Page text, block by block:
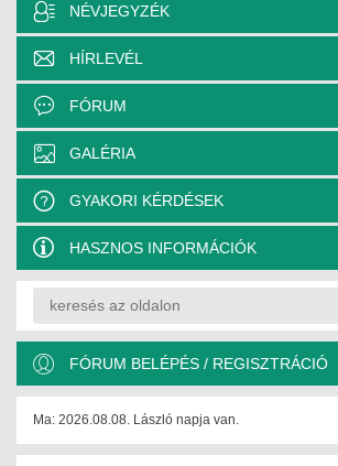
MŰKÖDÉSI DOKUMENTUMOK
KÖZÉRDEKŰ ADATOK
NYOMTATVÁNYOK
SZAKCSOPORTOK
ELEKTROTECHNIKAI
ÉPÜLETGÉPÉSZETI
GEODÉZIAI ÉS GEOINFORMATIKAI
KÖZLEKEDÉSI
TARTÓSZERKEZETI
NÉVJEGYZÉK
HÍRLEVÉL
FÓRUM
GALÉRIA
GYAKORI KÉRDÉSEK
HASZNOS INFORMÁCIÓK
FÓRUM BELÉPÉS / REGISZTRÁCIÓ
Ma: 2026.08.08. László napja van.